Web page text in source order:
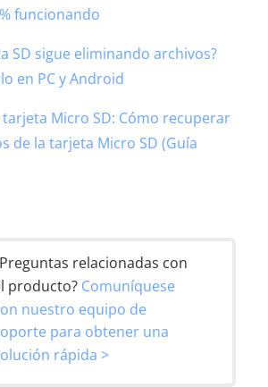
funcionando
SD sigue eliminando archivos?
en PC y Android
Micro SD: Cómo recuperar
de la tarjeta Micro SD (Guía
relacionadas con
producto? Comuníquese
nuestro equipo de
para obtener una
rápida >